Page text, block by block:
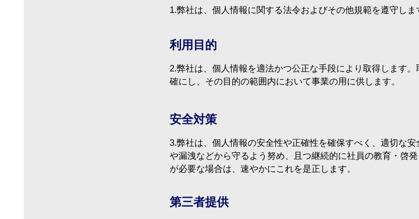
1.弊社は、個人情報に関する法令およびその他規範を遵守しま
利用目的
2.弊社は、個人情報を適法かつ公正な手段により取得します
確にし、その目的の範囲内において事業の用に供します。
安全対策
3.弊社は、個人情報の安全性や正確性を確保すべく、適切な
や漏洩などから守るよう努め、且つ継続的に社員の教育・啓
が必要な場合は、速やかにこれを是正します。
第三者提供